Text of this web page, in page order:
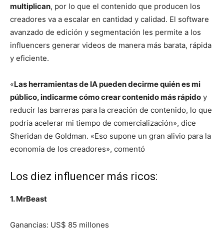
multiplican, por lo que el contenido que producen los
creadores va a escalar en cantidad y calidad. El software
avanzado de edición y segmentación les permite a los
influencers generar videos de manera más barata, rápida
y eficiente.
«Las herramientas de IA pueden decirme quién es mi
público, indicarme cómo crear contenido más rápido y
reducir las barreras para la creación de contenido, lo que
podría acelerar mi tiempo de comercialización», dice
Sheridan de Goldman. «Eso supone un gran alivio para la
economía de los creadores», comentó
Los diez influencer más ricos:
1. MrBeast
Ganancias: US$ 85 millones